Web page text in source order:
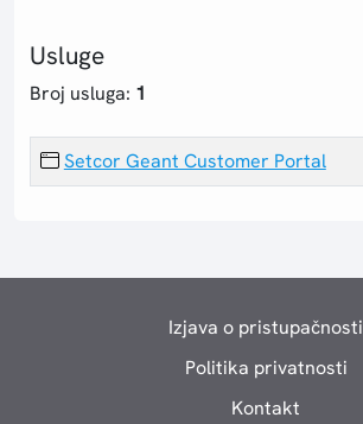
Usluge
Broj usluga: 1
Setcor Geant Customer Portal
Izjava o pristupačnosti
Politika privatnosti
Kontakt